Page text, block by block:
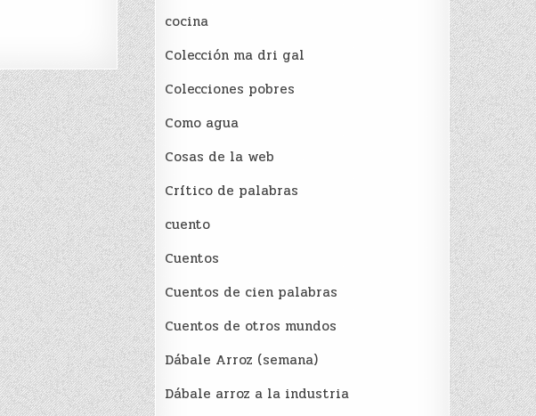
cocina
Colección ma dri gal
Colecciones pobres
Como agua
Cosas de la web
Crítico de palabras
cuento
Cuentos
Cuentos de cien palabras
Cuentos de otros mundos
Dábale Arroz (semana)
Dábale arroz a la industria